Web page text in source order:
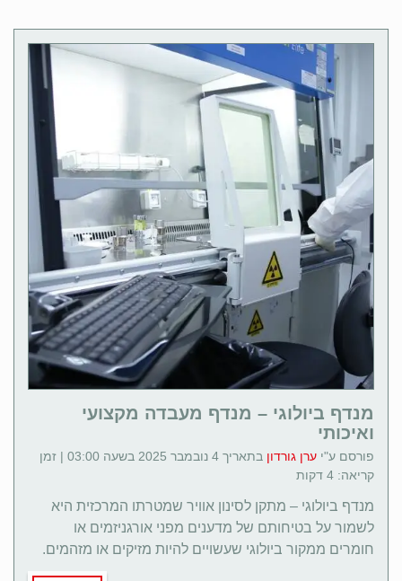
מנדף ביולוגי – מנדף מעבדה מקצועי
ואיכותי
פורסם ע"י ערן גורדון
בתאריך 4 נובמבר 2025 בשעה 03:00 | זמן
קריאה: 4 דקות
מנדף ביולוגי – מתקן לסינון אוויר שמטרתו המרכזית היא
לשמור על בטיחותם של מדענים מפני אורגניזמים או
חומרים ממקור ביולוגי שעשויים להיות מזיקים או מזהמים.